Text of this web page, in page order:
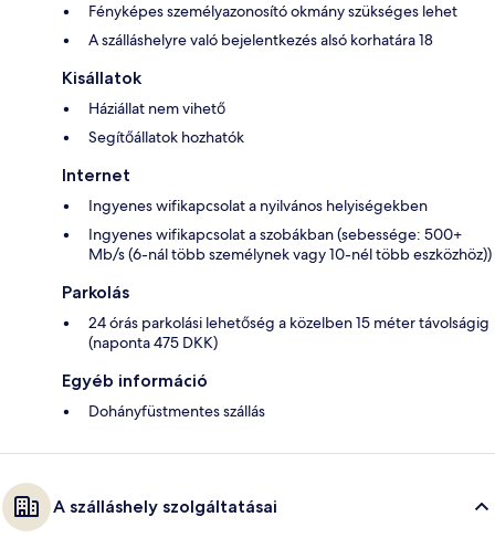
Fényképes személyazonosító okmány szükséges lehet
A szálláshelyre való bejelentkezés alsó korhatára 18
Kisállatok
Háziállat nem vihető
Segítőállatok hozhatók
Internet
Ingyenes wifikapcsolat a nyilvános helyiségekben
Ingyenes wifikapcsolat a szobákban (sebessége: 500+
Mb/s (6-nál több személynek vagy 10-nél több eszközhöz))
Parkolás
24 órás parkolási lehetőség a közelben 15 méter távolságig
(naponta 475 DKK)
Egyéb információ
Dohányfüstmentes szállás
A szálláshely szolgáltatásai